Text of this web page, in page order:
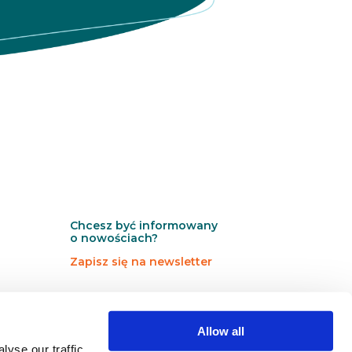
our traffic.
Allow all
t
Chcesz być informowany
o nowościach?
Zapisz się na newsletter
Newsletter